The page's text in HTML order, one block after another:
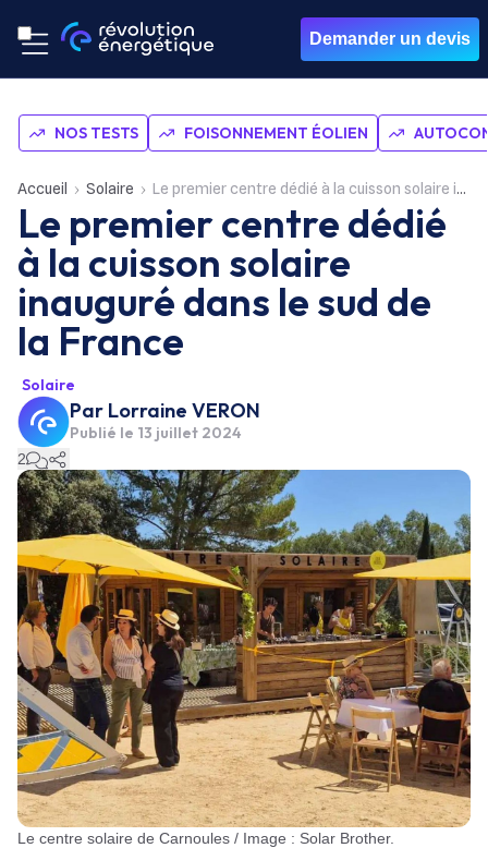
Demander un devis
NOS TESTS FOISONNEMENT ÉOLIEN
Accueil Solaire Le premier centre dédié à la cuisson solaire inauguré dans le sud de la France
Le premier centre dédié
à la cuisson solaire
inauguré dans le sud de
la France
Solaire
Par Lorraine VERON
Publié le 13 juillet 2024
2
Le centre solaire de Carnoules / Image : Solar Brother.